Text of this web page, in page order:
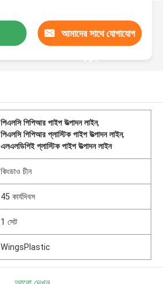
আমাদের সাথে যোগাযোগ
করুন
পিএলসি পিপিআর পাইপ উত্পাদন লাইন,
পিএলসি পিপিআর প্লাস্টিক পাইপ উত্পাদন লাইন,
এলএলডিপিই প্লাস্টিক পাইপ উত্পাদন লাইন
কিংডাও চীন
45 কার্যদিবস
1 সেট
WingsPlastic